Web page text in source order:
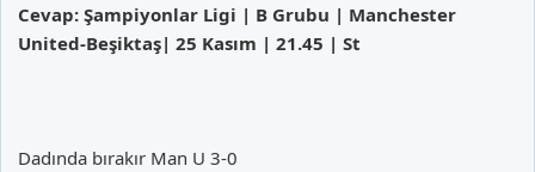
Cevap: Şampiyonlar Ligi | B Grubu | Manchester
United-Beşiktaş| 25 Kasım | 21.45 | St
Dadında bırakır Man U 3-0